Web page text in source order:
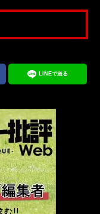
LINEで送る